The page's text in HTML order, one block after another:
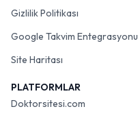
Gizlilik Politikası
Google Takvim Entegrasyonu
Site Haritası
PLATFORMLAR
Doktorsitesi.com